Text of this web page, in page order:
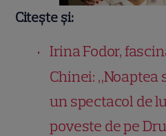
Citește și:
Irina Fodor,
Chinei:
un spectacol de
poveste de pe